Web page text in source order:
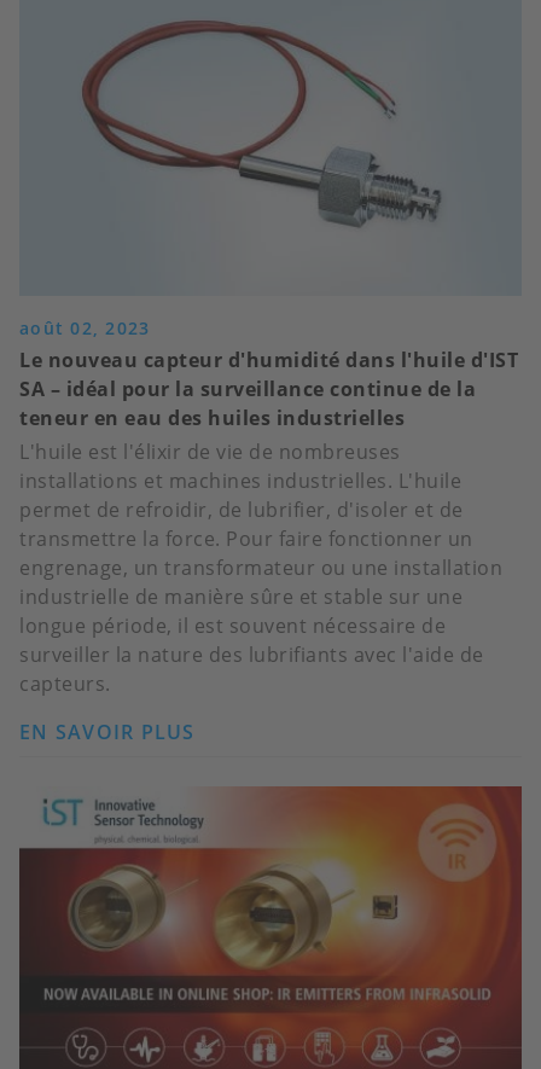
ROZNOV!
août 02, 2023
Le nouveau capteur d'humidité dans l'huile d'IST
SA – idéal pour la surveillance continue de la
teneur en eau des huiles industrielles
L'huile est l'élixir de vie de nombreuses
installations et machines industrielles. L'huile
permet de refroidir, de lubrifier, d'isoler et de
transmettre la force. Pour faire fonctionner un
engrenage, un transformateur ou une installation
industrielle de manière sûre et stable sur une
longue période, il est souvent nécessaire de
surveiller la nature des lubrifiants avec l'aide de
capteurs.
EN SAVOIR PLUS
NOUVEAU
CAPTEUR
D'HUMIDITÉ
DANS
L'HUILE
D'IST
–
IDÉAL
POUR